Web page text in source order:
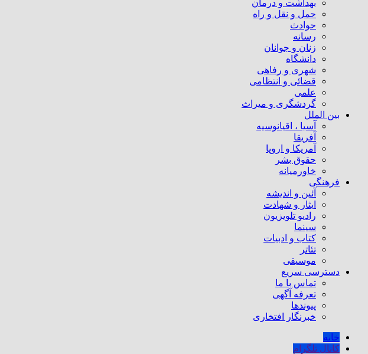
بهداشت و درمان
حمل و نقل و راه
حوادث
رسانه
زنان و جوانان
دانشگاه
شهری و رفاهی
قضائی و انتظامی
علمی
گردشگری و میراث
بین الملل
آسیا ، اقیانوسیه
آفریقا
آمریکا و اروپا
حقوق بشر
خاورمیانه
فرهنگی
آئین و اندیشه
ایثار و شهادت
رادیو تلویزیون
سینما
کتاب و ادبیات
تئاتر
موسیقی
دسترسی سریع
تماس با ما
تعرفه آگهی
پیوندها
خبرنگار افتخاری
خانه
کانال تلگرام